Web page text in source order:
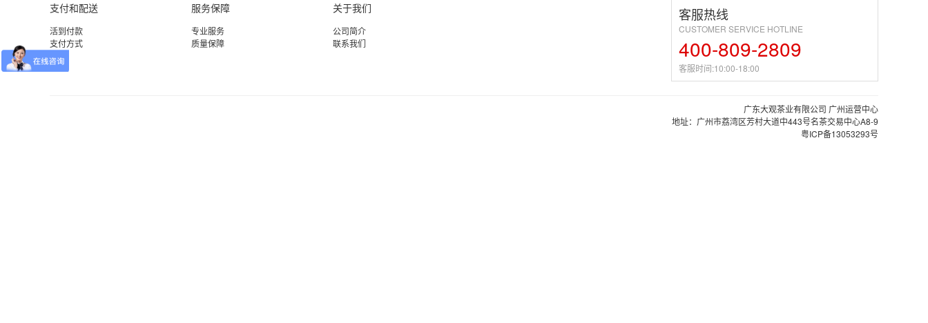
支付和配送
活到付款
支付方式
服务保障
专业服务
质量保障
关于我们
公司简介
联系我们
客服热线
CUSTOMER SERVICE HOTLINE
400-809-2809
客服时间:10:00-18:00
广东大观茶业有限公司 广州运营中心
地址：广州市荔湾区芳村大道中443号名茶交易中心A8-9
粤ICP备13053293号